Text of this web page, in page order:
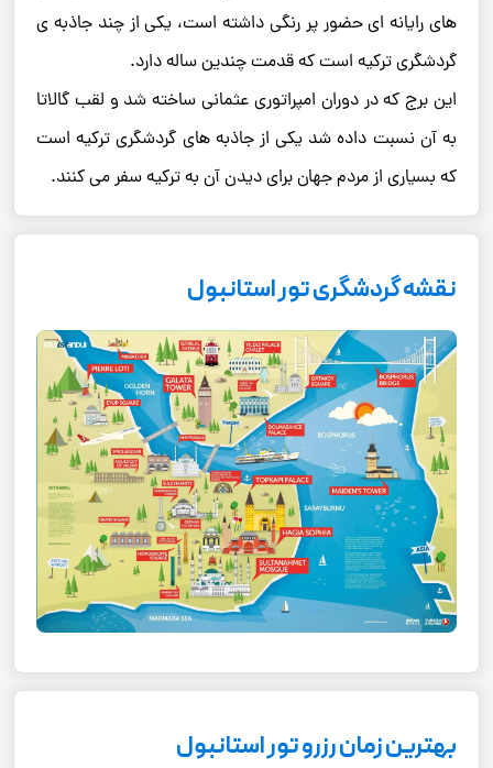
های رایانه ای حضور پر رنگی داشته است، یکی از چند جاذبه ی
گردشگری ترکیه است که قدمت چندین ساله دارد.
این برج که در دوران امپراتوری عثمانی ساخته شد و لقب گالاتا
به آن نسبت داده شد یکی از جاذبه های گردشگری ترکیه است
که بسیاری از مردم جهان برای دیدن آن به ترکیه سفر می کنند.
نقشه گردشگری تور استانبول
بهترین زمان رزرو تور استانبول